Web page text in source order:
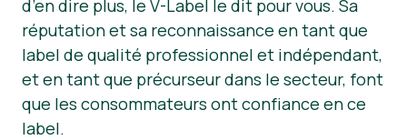
d’en dire plus, le V-Label le dit pour vous. Sa
réputation et sa reconnaissance en tant que
label de qualité professionnel et indépendant,
et en tant que précurseur dans le secteur, font
que les consommateurs ont confiance en ce
label.